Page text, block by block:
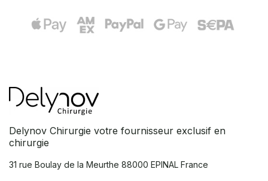
Delynov Chirurgie votre fournisseur exclusif en
chirurgie
31 rue Boulay de la Meurthe 88000 EPINAL France